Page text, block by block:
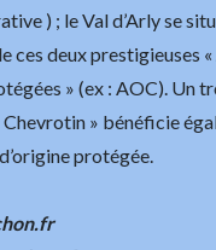
) ; le Val d’Arly se
ces deux prestigieuses
» (ex : AOC). Un
Chevrotin » bénéficie
protégée.